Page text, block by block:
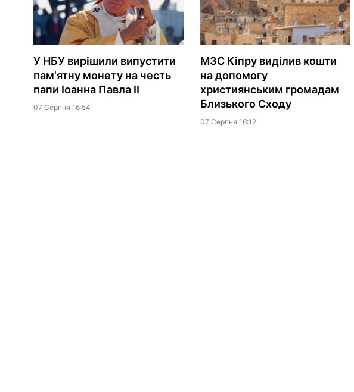
У НБУ вирішили випустити
пам'ятну монету на честь
папи Іоанна Павла II
07 Серпня 16:54
МЗС Кіпру виділив кошти
на допомогу
християнським громадам
Близького Сходу
07 Серпня 16:12